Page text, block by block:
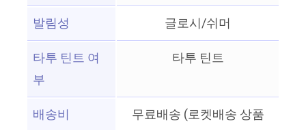
발림성
글로시/쉬머
타투 틴트 여
부
타투 틴트
배송비
무료배송 (로켓배송 상품